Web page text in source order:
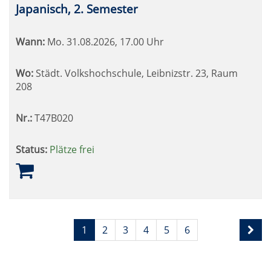
Japanisch, 2. Semester
Wann: Mo. 31.08.2026, 17.00 Uhr
Wo: Städt. Volkshochschule, Leibnizstr. 23, Raum
208
Nr.:T47B020
Status: Plätze frei
Seiten
blättern
1 2 3 4 5 6